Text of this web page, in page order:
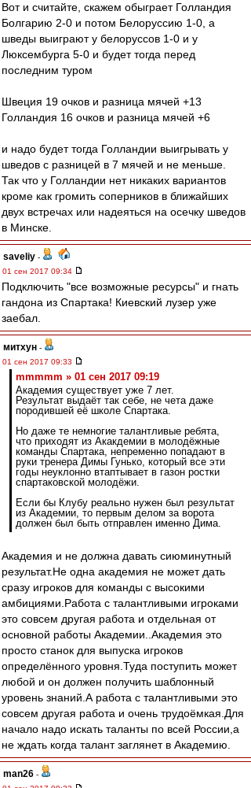
Вот и считайте, скажем обыграет Голландия
Болгарию 2-0 и потом Белоруссию 1-0, а
шведы выиграют у белоруссов 1-0 и у
Люксембурга 5-0 и будет тогда перед
последним туром
Швеция 19 очков и разница мячей +13
Голландия 16 очков и разница мячей +6
и надо будет тогда Голландии выигрывать у
шведов с разницей в 7 мячей и не меньше.
Так что у Голландии нет никаких вариантов
кроме как громить соперников в ближайших
двух встречах или надеяться на осечку шведов
в Минске.
saveliy -
01 сен 2017 09:34
Подключить "все возможные ресурсы" и гнать
гандона из Спартака! Киевский лузер уже
заебал.
митхун -
01 сен 2017 09:33
mmmmm » 01 сен 2017 09:19
Академия существует уже 7 лет.
Результат выдаёт так себе, не чета даже
породившей её школе Спартака.
Но даже те немногие талантливые ребята,
что приходят из Акакдемии в молодёжные
команды Спартака, непременно попадают в
руки тренера Димы Гунько, который все эти
годы неуклонно втаптывает в газон ростки
спартаковской молодёжи.
Если бы Клубу реально нужен был результат
из Академии, то первым делом за ворота
должен был быть отправлен именно Дима.
Академия и не должна давать сиюминутный
результат.Не одна академия не может дать
сразу игроков для команды с высокими
амбициями.Работа с талантливыми игроками
это совсем другая работа и отдельная от
основной работы Академии..Академия это
просто станок для выпуска игроков
определённого уровня.Туда поступить может
любой и он должен получить шаблонный
уровень знаний.А работа с талантливыми это
совсем другая работа и очень трудоёмкая.Для
начало надо искать таланты по всей России,а
не ждать когда талант заглянет в Академию.
man26 -